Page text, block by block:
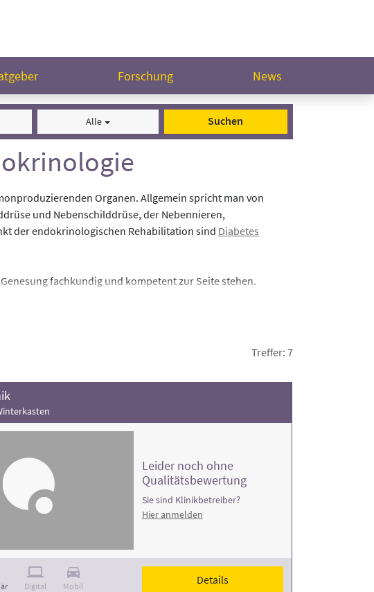
Forschung News
Alle Suchen
Organen. Allgemein spricht man von
und Nebenschilddrüse, der Nebennieren,
der endokrinologischen Rehabilitation sind Diabetes
fachkundig und kompetent zur Seite stehen.
Treffer: 7
Digital Mobil
Leider noch ohne
Qualitätsbewertung
Sie sind Klinikbetreiber?
Hier anmelden
Details